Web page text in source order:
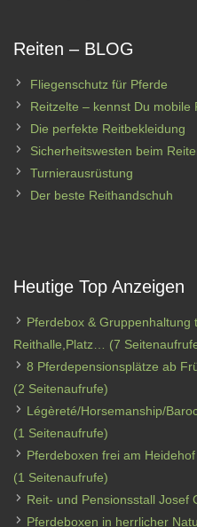
Reiten – BLOG
Fliegenschutz für Pferde
Reitzelte – kennst Du mobile
Die perfekte Reitbekleidung
Sicherheitswesten beim
Turnierausrüstung
Der beste Reithandschuh
Heutige Top Anzeigen
Pferdebox & Gruppenhaltung
Reithalle,Platz…
(7
8 Pferdepensionsplätze ab
(2 Seitenaufrufe)
Légèreté/Horsemanship/
(1 Seitenaufrufe)
Pferdeboxen frei am
(1 Seitenaufrufe)
Reit- und Pensionsstall Josef
Pferdeboxen in herrlicher